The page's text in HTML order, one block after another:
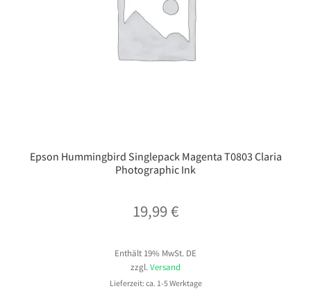
Epson Hummingbird Singlepack Magenta T0803 Claria
Photographic Ink
19,99€
Enthält 19% MwSt. DE
zzgl. Versand
Lieferzeit: ca. 1-5 Werktage